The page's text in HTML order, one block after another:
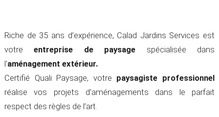
Riche de 35 ans d’expérience, Calad Jardins Services est
votreentreprise de paysage spécialisée dans
l'aménagement extérieur.
Certifié Quali Paysage, votre paysagiste professionnel
réalise vos projets d’aménagements dans le parfait
respect des règles de l’art.